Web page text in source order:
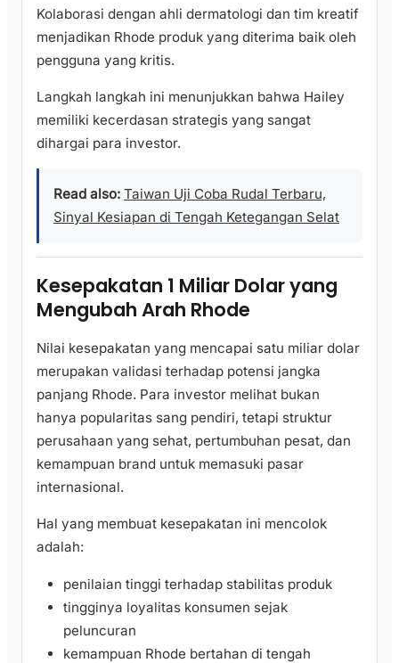
Kolaborasi dengan ahli dermatologi dan tim kreatif
menjadikan Rhode produk yang diterima baik oleh
pengguna yang kritis.
Langkah langkah ini menunjukkan bahwa Hailey
memiliki kecerdasan strategis yang sangat
dihargai para investor.
Read also: Taiwan Uji Coba Rudal Terbaru,
Sinyal Kesiapan di Tengah Ketegangan Selat
Kesepakatan 1 Miliar Dolar yang
Mengubah Arah Rhode
Nilai kesepakatan yang mencapai satu miliar dolar
merupakan validasi terhadap potensi jangka
panjang Rhode. Para investor melihat bukan
hanya popularitas sang pendiri, tetapi struktur
perusahaan yang sehat, pertumbuhan pesat, dan
kemampuan brand untuk memasuki pasar
internasional.
Hal yang membuat kesepakatan ini mencolok
adalah:
penilaian tinggi terhadap stabilitas produk
tingginya loyalitas konsumen sejak
peluncuran
kemampuan Rhode bertahan di tengah